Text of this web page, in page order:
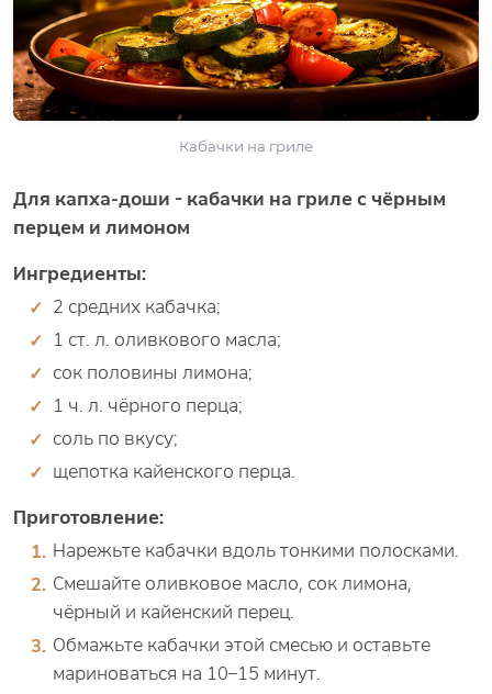
Кабачки на гриле
Для капха-доши - кабачки на гриле с чёрным
перцем и лимоном
Ингредиенты:
2 средних кабачка;
1 ст. л. оливкового масла;
сок половины лимона;
1 ч. л. чёрного перца;
соль по вкусу;
щепотка кайенского перца.
Приготовление:
Нарежьте кабачки вдоль тонкими полосками.
Смешайте оливковое масло, сок лимона,
чёрный и кайенский перец.
Обмажьте кабачки этой смесью и оставьте
мариноваться на 10–15 минут.